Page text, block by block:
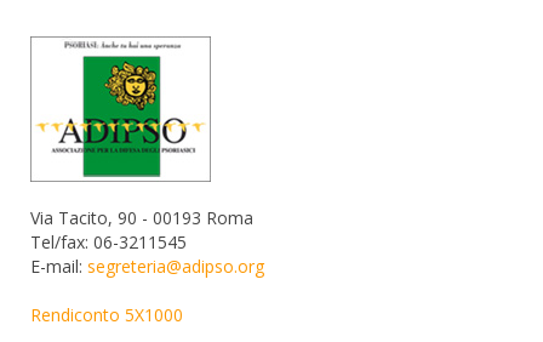
Via Tacito, 90 - 00193 Roma
Tel/fax: 06-3211545
E-mail: segreteria@adipso.org
Rendiconto 5X1000